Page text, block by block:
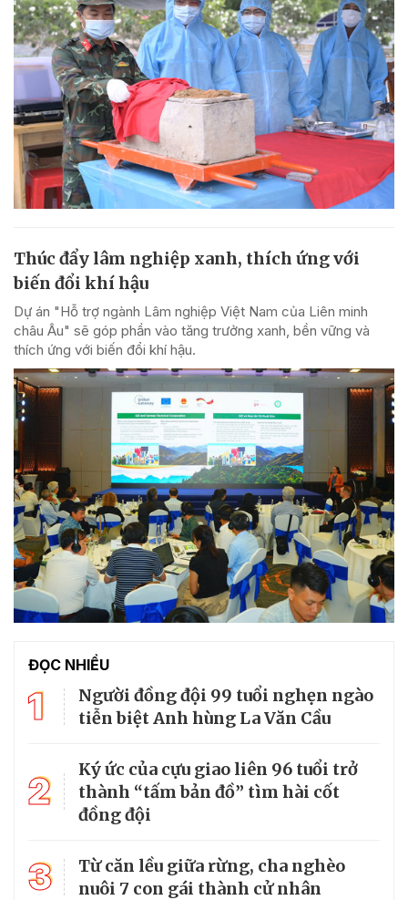
Thúc đẩy lâm nghiệp xanh, thích ứng với
biến đổi khí hậu
Dự án "Hỗ trợ ngành Lâm nghiệp Việt Nam của Liên minh
châu Âu" sẽ góp phần vào tăng trưởng xanh, bền vững và
thích ứng với biến đổi khí hậu.
ĐỌC NHIỀU
1
Người đồng đội 99 tuổi nghẹn ngào
tiễn biệt Anh hùng La Văn Cầu
2
Ký ức của cựu giao liên 96 tuổi trở
thành “tấm bản đồ” tìm hài cốt
đồng đội
3
Từ căn lều giữa rừng, cha nghèo
nuôi 7 con gái thành cử nhân